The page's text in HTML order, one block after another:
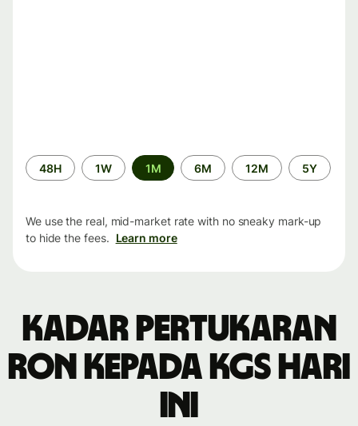
Time
period
48H 1W 1M 6M 12M 5Y
We use the real, mid-market rate with no sneaky mark-up
to hide the fees. Learn more
Kadar pertukaran
RON kepada KGS hari
ini